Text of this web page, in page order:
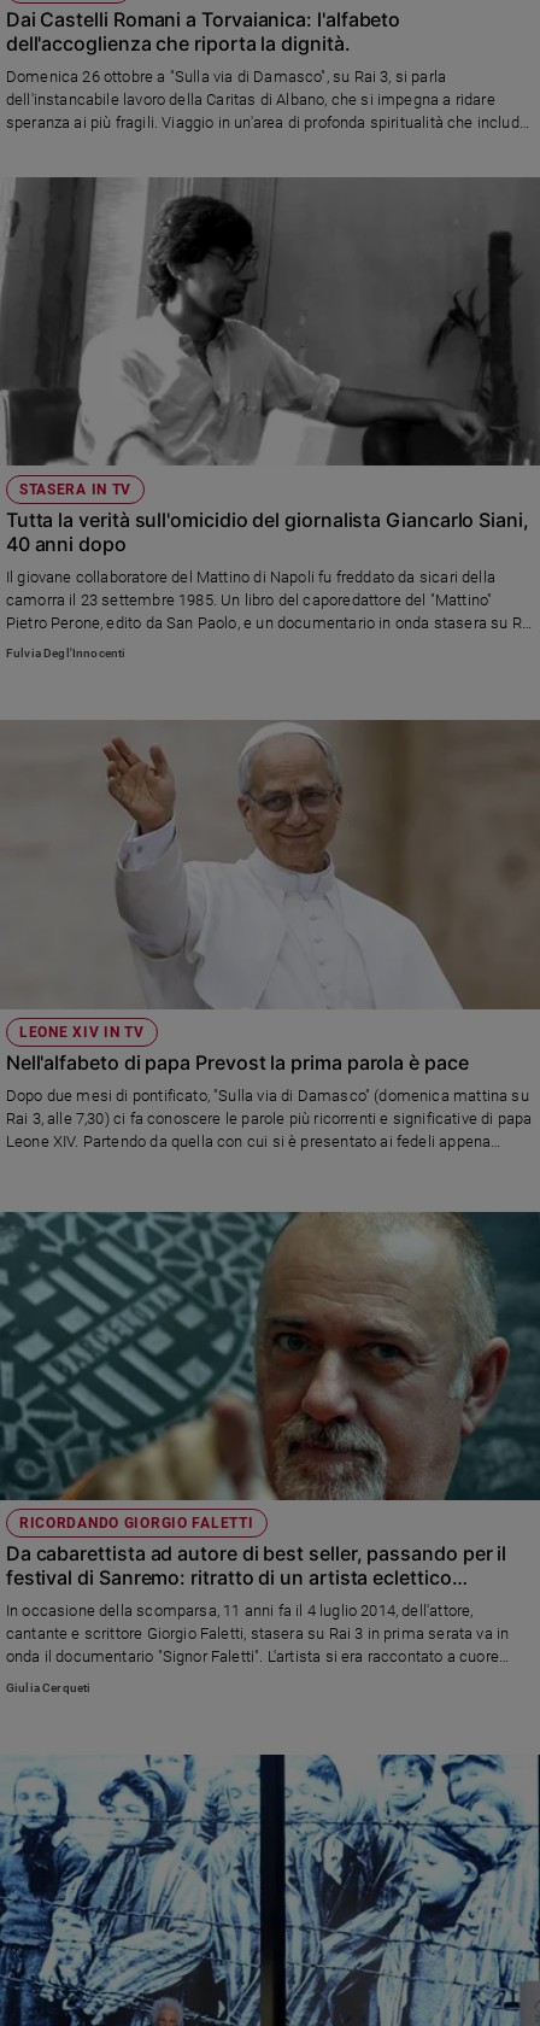
Dai Castelli Romani a Torvaianica: l'alfabeto
dell'accoglienza che riporta la dignità.
Domenica 26 ottobre a "Sulla via di Damasco", su Rai 3, si parla
dell'instancabile lavoro della Caritas di Albano, che si impegna a ridare
speranza ai più fragili. Viaggio in un'area di profonda spiritualità che include
STASERA IN TV
Tutta la verità sull'omicidio del giornalista Giancarlo Siani,
40 anni dopo
Il giovane collaboratore del Mattino di Napoli fu freddato da sicari della
camorra il 23 settembre 1985. Un libro del caporedattore del "Mattino"
Pietro Perone, edito da San Paolo, e un documentario in onda stasera su Rai
3, a cui ha collaborato lo stesso Perone, ricostruiscono la vicenda rivelando
Fulvia Degl'Innocenti
LEONE XIV IN TV
Nell'alfabeto di papa Prevost la prima parola è pace
Dopo due mesi di pontificato, "Sulla via di Damasco" (domenica mattina su
Rai 3, alle 7,30) ci fa conoscere le parole più ricorrenti e significative di papa
Leone XIV. Partendo da quella con cui si è presentato ai fedeli appena
RICORDANDO GIORGIO FALETTI
Da cabarettista ad autore di best seller, passando per il
festival di Sanremo: ritratto di un artista eclettico
scomparso troppo presto
In occasione della scomparsa, 11 anni fa il 4 luglio 2014, dell'attore,
cantante e scrittore Giorgio Faletti, stasera su Rai 3 in prima serata va in
onda il documentario "Signor Faletti". L'artista si era raccontato a cuore
aperto a "Famiglia cristiana" con una lunga intervista per l'uscita del suo
Giulia Cerqueti